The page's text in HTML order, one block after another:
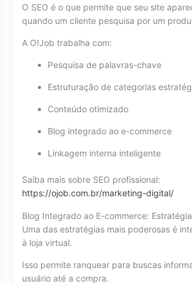
O SEO é o que permite que seu site
quando um cliente pesquisa por um
A O!Job trabalha com:
Pesquisa de palavras-chave
Estruturação de categorias
Conteúdo otimizado
Blog integrado ao e-commerce
Linkagem interna inteligente
Saiba mais sobre SEO profissional:
https://ojob.com.br/marketing-digital/
Blog Integrado ao E-commerce:
Uma das estratégias mais poderosas é
à loja virtual.
Isso permite ranquear para buscas
usuário até a compra.